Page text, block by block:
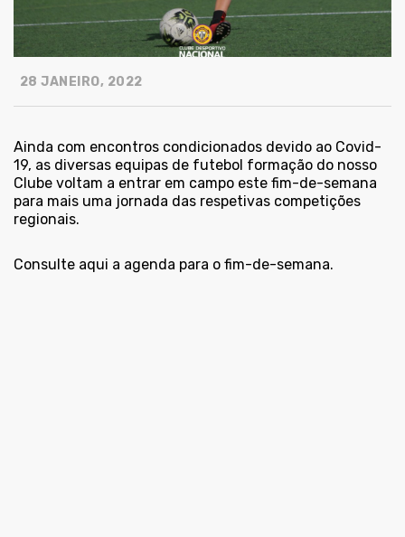
28 JANEIRO, 2022
Ainda com encontros condicionados devido ao Covid-
19, as diversas equipas de futebol formação do nosso
Clube voltam a entrar em campo este fim-de-semana
para mais uma jornada das respetivas competições
regionais.
Consulte aqui a agenda para o fim-de-semana.